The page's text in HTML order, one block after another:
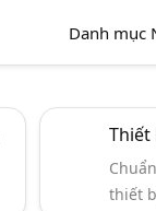
Danh mục
Thiết
thiết